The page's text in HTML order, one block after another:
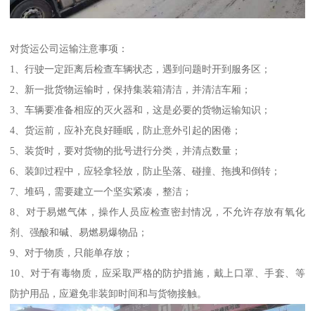
对货运公司运输注意事项：
1、行驶一定距离后检查车辆状态，遇到问题时开到服务区；
2、新一批货物运输时，保持集装箱清洁，并清洁车厢；
3、车辆要准备相应的灭火器和，这是必要的货物运输知识；
4、货运前，应补充良好睡眠，防止意外引起的困倦；
5、装货时，要对货物的批号进行分类，并清点数量；
6、装卸过程中，应轻拿轻放，防止坠落、碰撞、拖拽和倒转；
7、堆码，需要建立一个坚实紧凑，整洁；
8、对于易燃气体，操作人员应检查密封情况，不允许存放有氧化
剂、强酸和碱、易燃易爆物品；
9、对于物质，只能单存放；
10、对于有毒物质，应采取严格的防护措施，戴上口罩、手套、等
防护用品，应避免非装卸时间和与货物接触。